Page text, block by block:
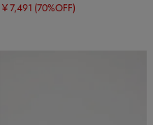
￥7,491 (70%OFF)